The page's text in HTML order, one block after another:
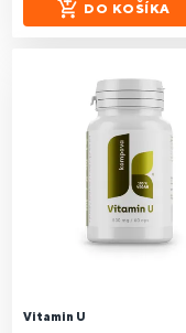
DO KOŠÍKA
Vitamin U